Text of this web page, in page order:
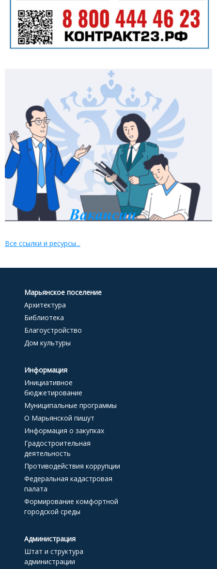
Все ссылки и ресурсы...
Марьянское поселение
Архитектура
Библиотека
Благоустройство
Дом культуры
Информация
Инициативное
бюджетирование
Муниципальные программы
О Марьянской пишут
Информация о закупках
Градостроительная
деятельность
Противодействия коррупции
Федеральная кадастровая
палата
Формирование комфортной
городской среды
Администрация
Штат и структура
администрации